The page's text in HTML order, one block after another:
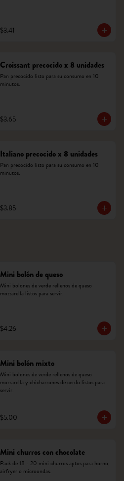
$3.41
Croissant precocido x 8 unidades
Pan precocido listo para su consumo en 10
minutos.
$3.65
Italiano precocido x 8 unidades
Pan precocido listo para su consumo en 10
minutos.
$3.85
Mini bolón de queso
Mini bolones de verde rellenos de queso
mozzarella listos para servir.
$4.26
Mini bolón mixto
Mini bolones de verde rellenos de queso
mozzarella y chicharrones de cerdo listos para
servir.
$5.00
Mini churros con chocolate
Pack de 18 - 20 mini churros aptos para horno,
airfryer o microondas.